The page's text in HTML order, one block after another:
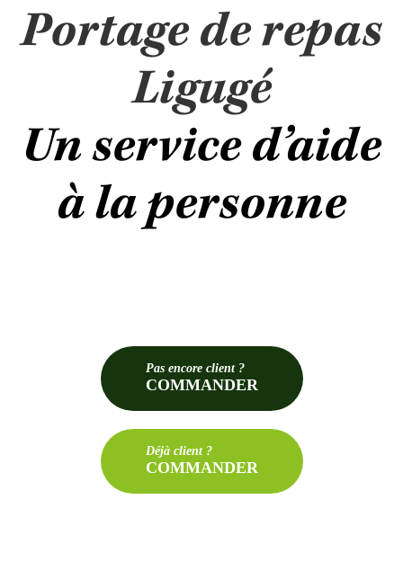
Portage de repas
Ligugé
Un service d’aide
à la personne
Pasencore client ?
COMMANDER
Déjà client ?
COMMANDER